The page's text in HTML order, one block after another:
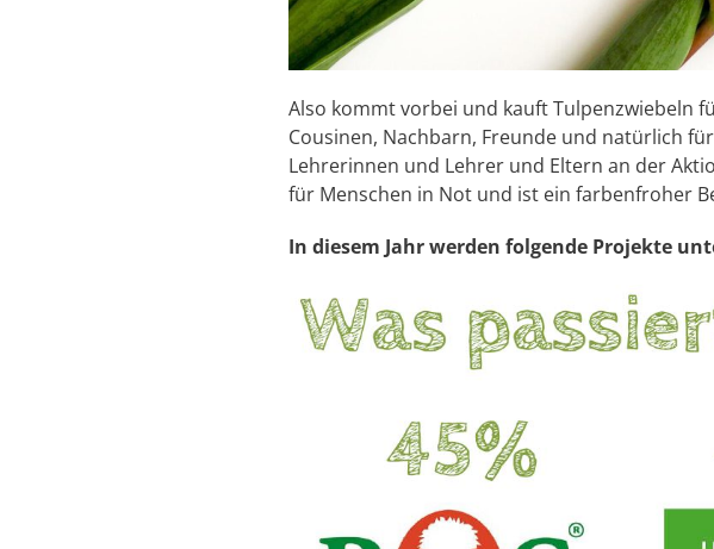
Also kommt vorbei und kauft Tulpenzwiebeln
Cousinen, Nachbarn, Freunde und natürlich
Lehrerinnen und Lehrer und Eltern an der
für Menschen in Not und ist ein farbenfroher
In diesem Jahr werden folgende Projekte